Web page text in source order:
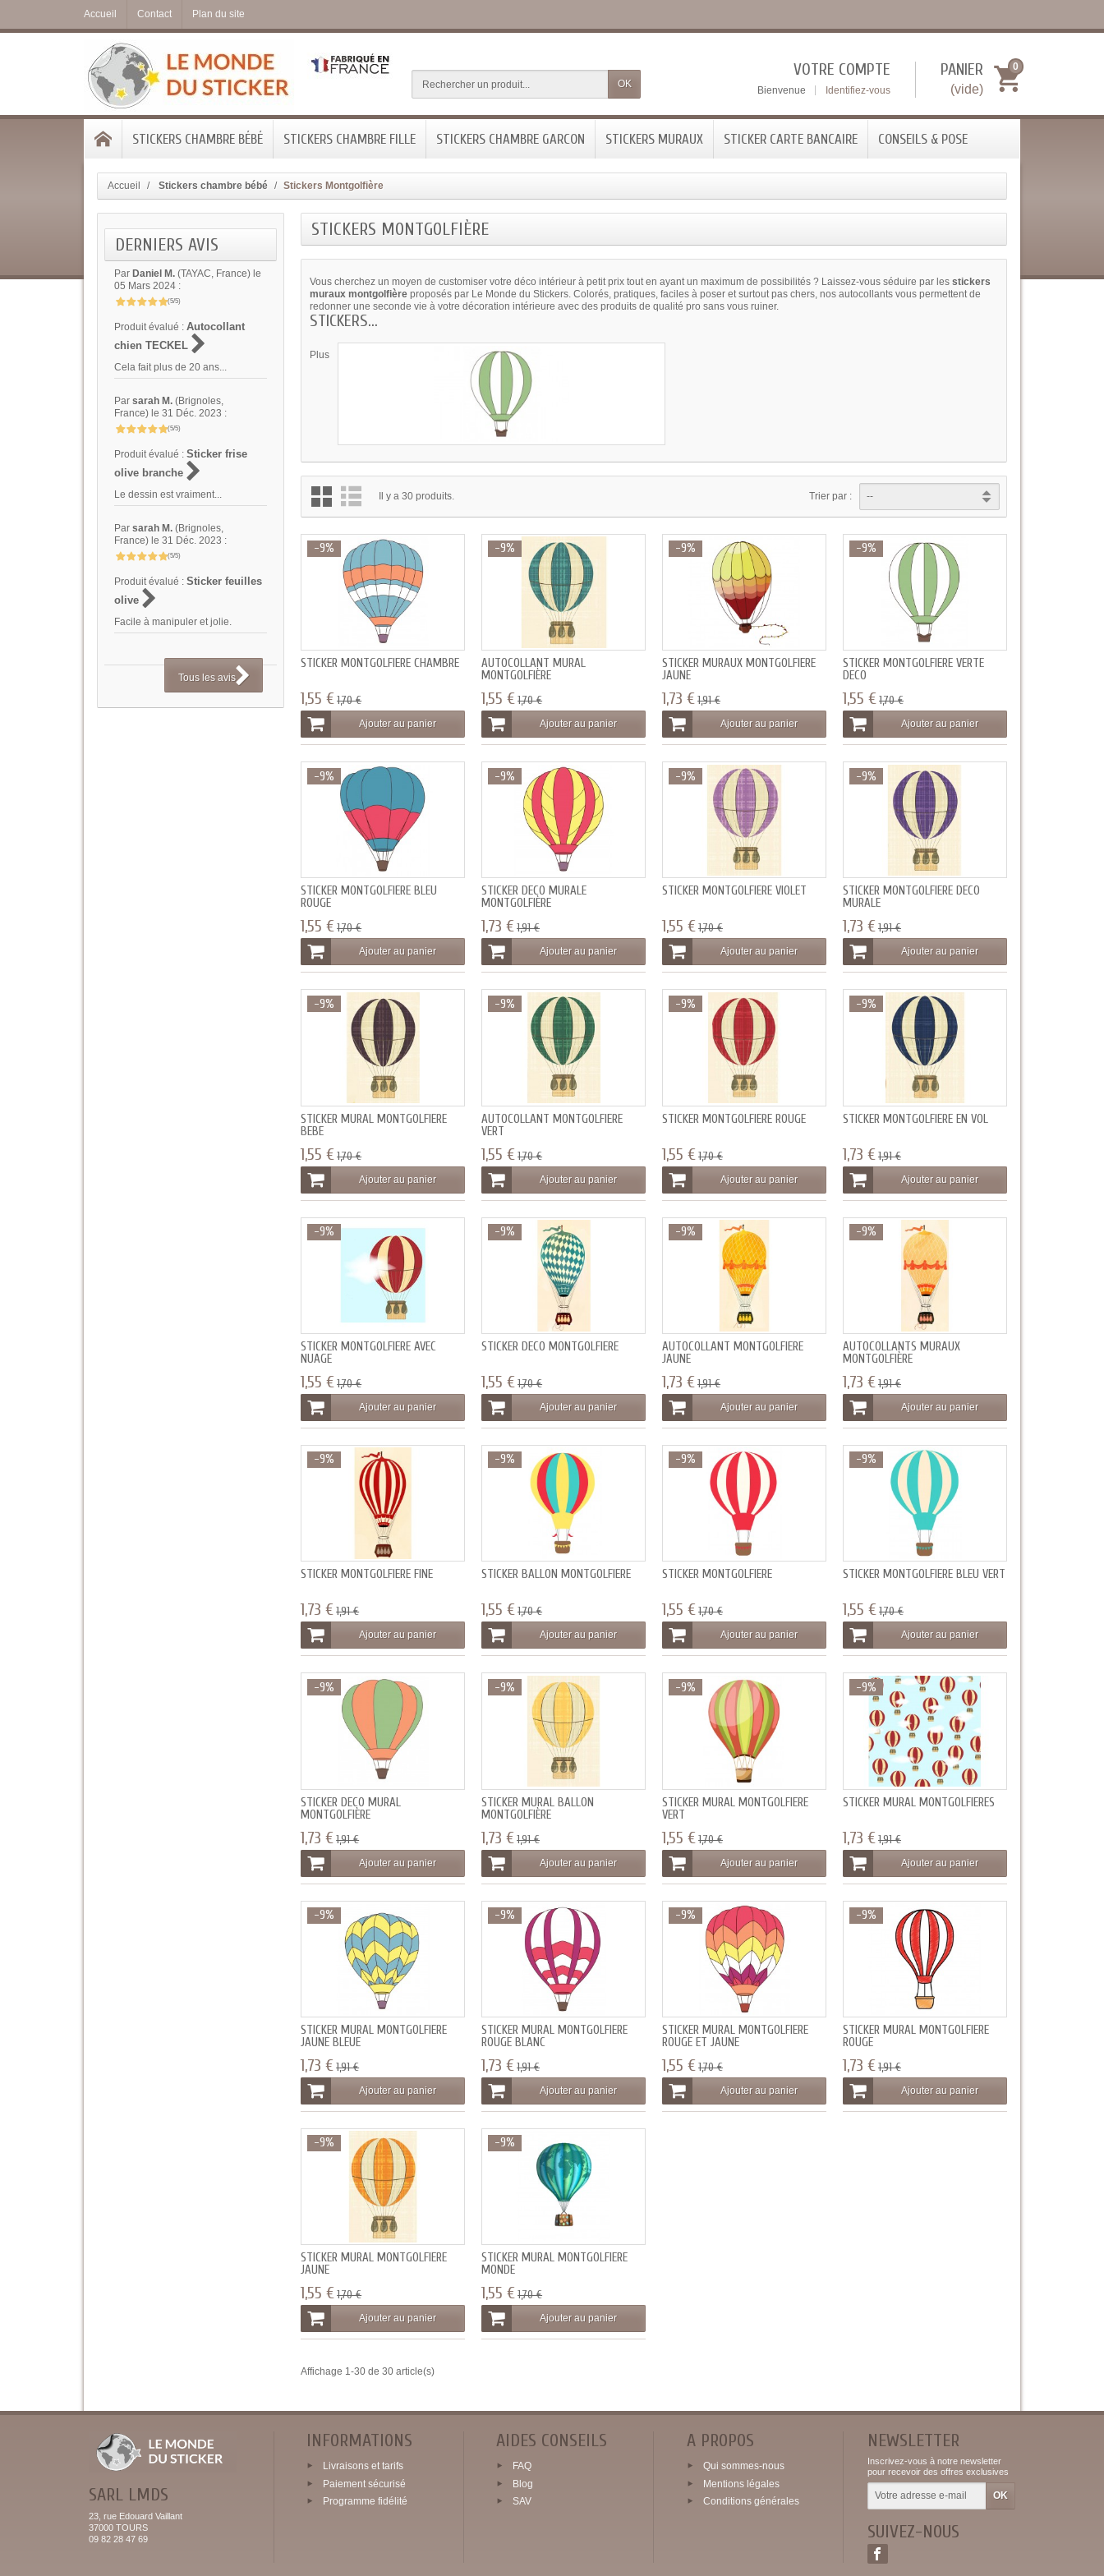
Accueil Contact Plan du site
OK
PANIER
(vide)
0
VOTRE COMPTE
Bienvenue Identifiez-vous
STICKERS CHAMBRE BÉBÉ STICKERS CHAMBRE FILLE STICKERS CHAMBRE GARCON STICKERS MURAUX STICKER CARTE BANCAIRE CONSEILS & POSE
Accueil Stickers chambre bébé Stickers Montgolfière
DERNIERS AVIS
Par Daniel M. (TAYAC, France) le
05 Mars 2024 :
(5/5)
Produit évalué : Autocollant
chien TECKEL
Cela fait plus de 20 ans...
Par sarah M. (Brignoles,
France) le 31 Déc. 2023 :
(5/5)
Produit évalué : Sticker frise
olive branche
Le dessin est vraiment...
Par sarah M. (Brignoles,
France) le 31 Déc. 2023 :
(5/5)
Produit évalué : Sticker feuilles
olive
Facile à manipuler et jolie.
Tous les avis
STICKERS MONTGOLFIÈRE
Vous cherchez un moyen de customiser votre déco intérieur à petit prix tout en ayant un maximum de possibilités ? Laissez-vous séduire par lesstickers
muraux montgolfière proposés par Le Monde du Stickers. Colorés, pratiques, faciles à poser et surtout pas chers, nos autocollants vous permettent de
redonner une seconde vie à votre décoration intérieure avec des produits de qualité pro sans vous ruiner.
STICKERS...
Plus
Il y a 30 produits. Trier par :
STICKER MONTGOLFIÈRE CHAMBRE
-9%
1,55 €1,70 €
Ajouter au panier
AUTOCOLLANT MURAL
MONTGOLFIÈRE
-9%
1,55 €1,70 €
Ajouter au panier
STICKER MURAUX MONTGOLFIÈRE
JAUNE
-9%
1,73 €1,91 €
Ajouter au panier
STICKER MONTGOLFIÈRE VERTE
DECO
-9%
1,55 €1,70 €
Ajouter au panier
STICKER MONTGOLFIÈRE BLEU
ROUGE
-9%
1,55 €1,70 €
Ajouter au panier
STICKER DECO MURALE
MONTGOLFIÈRE
-9%
1,73 €1,91 €
Ajouter au panier
STICKER MONTGOLFIÈRE VIOLET
-9%
1,55 €1,70 €
Ajouter au panier
STICKER MONTGOLFIÈRE DECO
MURALE
-9%
1,73 €1,91 €
Ajouter au panier
STICKER MURAL MONTGOLFIÈRE
BEBE
-9%
1,55 €1,70 €
Ajouter au panier
AUTOCOLLANT MONTGOLFIÈRE
VERT
-9%
1,55 €1,70 €
Ajouter au panier
STICKER MONTGOLFIÈRE ROUGE
-9%
1,55 €1,70 €
Ajouter au panier
STICKER MONTGOLFIÈRE EN VOL
-9%
1,73 €1,91 €
Ajouter au panier
STICKER MONTGOLFIÈRE AVEC
NUAGE
-9%
1,55 €1,70 €
Ajouter au panier
STICKER DECO MONTGOLFIÈRE
-9%
1,55 €1,70 €
Ajouter au panier
AUTOCOLLANT MONTGOLFIÈRE
JAUNE
-9%
1,73 €1,91 €
Ajouter au panier
AUTOCOLLANTS MURAUX
MONTGOLFIÈRE
-9%
1,73 €1,91 €
Ajouter au panier
STICKER MONTGOLFIÈRE FINE
-9%
1,73 €1,91 €
Ajouter au panier
STICKER BALLON MONTGOLFIÈRE
-9%
1,55 €1,70 €
Ajouter au panier
STICKER MONTGOLFIÈRE
-9%
1,55 €1,70 €
Ajouter au panier
STICKER MONTGOLFIÈRE BLEU VERT
-9%
1,55 €1,70 €
Ajouter au panier
STICKER DÉCO MURAL
MONTGOLFIÈRE
-9%
1,73 €1,91 €
Ajouter au panier
STICKER MURAL BALLON
MONTGOLFIÈRE
-9%
1,73 €1,91 €
Ajouter au panier
STICKER MURAL MONTGOLFIÈRE
VERT
-9%
1,55 €1,70 €
Ajouter au panier
STICKER MURAL MONTGOLFIÈRES
-9%
1,73 €1,91 €
Ajouter au panier
STICKER MURAL MONTGOLFIÈRE
JAUNE BLEUE
-9%
1,73 €1,91 €
Ajouter au panier
STICKER MURAL MONTGOLFIÈRE
ROUGE BLANC
-9%
1,73 €1,91 €
Ajouter au panier
STICKER MURAL MONTGOLFIÈRE
ROUGE ET JAUNE
-9%
1,55 €1,70 €
Ajouter au panier
STICKER MURAL MONTGOLFIÈRE
ROUGE
-9%
1,73 €1,91 €
Ajouter au panier
STICKER MURAL MONTGOLFIÈRE
JAUNE
-9%
1,55 €1,70 €
Ajouter au panier
STICKER MURAL MONTGOLFIÈRE
MONDE
-9%
1,55 €1,70 €
Ajouter au panier
Affichage 1-30 de 30 article(s)
SARL LMDS
23, rue Edouard Vaillant
37000 TOURS
09 82 28 47 69
INFORMATIONS
Livraisons et tarifs
Paiement sécurisé
Programme fidélité
AIDES CONSEILS
FAQ
Blog
SAV
A PROPOS
Qui sommes-nous
Mentions légales
Conditions générales
NEWSLETTER
Inscrivez-vous à notre newsletter
pour recevoir des offres exclusives
SUIVEZ-NOUS